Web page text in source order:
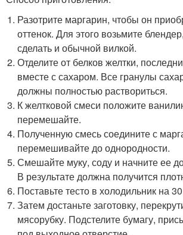
Разотрите маргарин, чтобы он
оттенок. Для этого возьмите
сделать и обычной вилкой.
Отделите от белков желтки,
вместе с сахаром. Все гранулы
должны полностью раствориться.
К желтковой смеси положите
перемешайте.
Полученную смесь соедините с
перемешивайте до однородности.
Смешайте муку, соду и начните ее
В результате должна получится
Поставьте тесто в холодильник на
Затем достаньте заготовку,
мясорубку. Подстелите бумагу,